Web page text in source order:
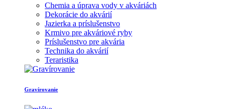
Chemia a úprava vody v akváriách
Dekorácie do akvárií
Jazierka a príslušenstvo
Krmivo pre akváriové ryby
Príslušenstvo pre akvária
Technika do akvárií
Teraristika
Gravírovanie